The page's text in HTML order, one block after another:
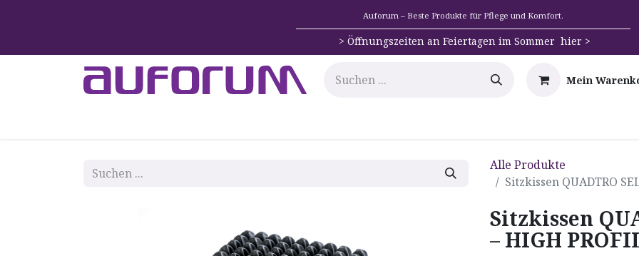
Auforum – Beste Produkte für Pflege und Komfort.
> Öffnungszeiten an Feiertagen im Sommer hier >
Mein
Alle Produkte
Sitzkissen QUADTRO
Sitzkissen
– HIGH